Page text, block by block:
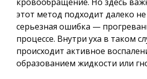
этот метод подходит далеко не
серьезная ошибка —
процессе. Внутри уха в таком
происходит активное
образованием жидкости или